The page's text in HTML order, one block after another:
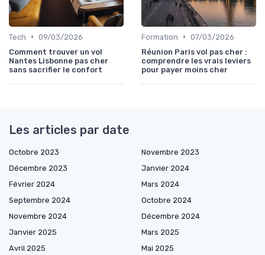
Tech • 09/03/2026
Comment trouver un vol
Nantes Lisbonne pas cher
sans sacrifier le confort
Formation • 07/03/2026
Réunion Paris vol pas cher :
comprendre les vrais leviers
pour payer moins cher
Les articles par date
Octobre 2023
Novembre 2023
Décembre 2023
Janvier 2024
Février 2024
Mars 2024
Septembre 2024
Octobre 2024
Novembre 2024
Décembre 2024
Janvier 2025
Mars 2025
Avril 2025
Mai 2025